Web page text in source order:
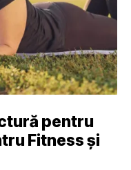
pentru
Fitness și